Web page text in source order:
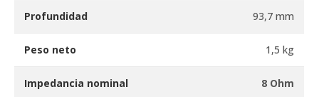
Profundidad 93,7 mm
Peso neto 1,5 kg
Impedancia nominal 8 Ohm